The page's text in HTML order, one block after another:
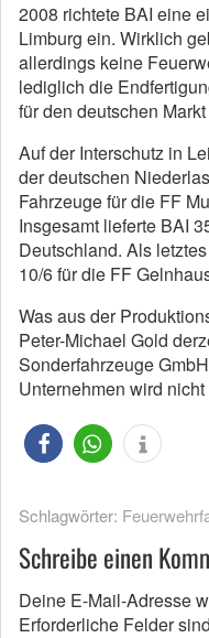
2008 richtete BAI eine
Limburg ein. Wirklich
allerdings keine
lediglich die
für den deutschen Markt
Auf der Interschutz in
der deutschen
Fahrzeuge für die FF
Insgesamt lieferte BAI
Deutschland. Als
10/6 für die FF
Was aus der
Peter-Michael Gold
Sonderfahrzeuge
Unternehmen wird
Schlagwörter:
Schreibe einen
Deine E-Mail-Adresse
Erforderliche Felder